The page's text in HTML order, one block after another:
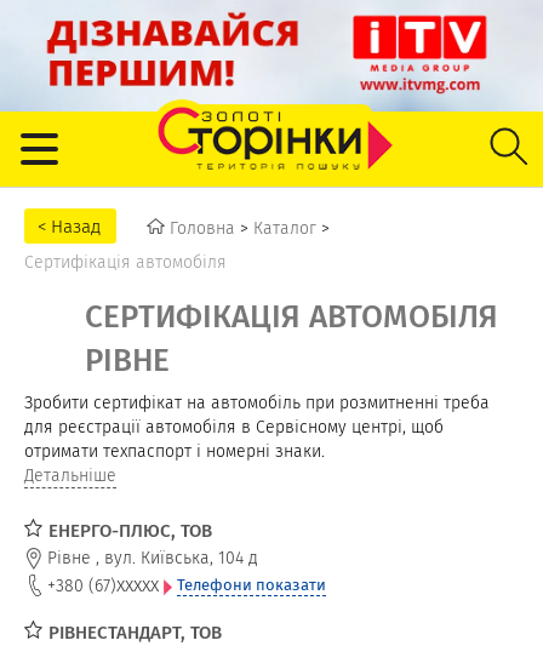
Головна > Каталог >
Сертифікація автомобіля
СЕРТИФІКАЦІЯ АВТОМОБІЛЯ
РІВНЕ
Зробити сертифікат на автомобіль при розмитненні треба
для реєстрації автомобіля в Сервісному центрі, щоб
отримати техпаспорт і номерні знаки.
Що таке сертифікація авто? Сертифікація автомобіля
оплату послуги.
Сертифікація автомобілів зі США дещо відрізняється від
сертифікації авто з Європи, Канади, Кореї. Сертифікат
відповідності на автомобіль можна зробити в державних і
приватних компаніях.
Детальніше
ЕНЕРГО-ПЛЮС, ТОВ
Рівне , вул. Київська, 104 д
+380 (67)xxxxx Телефони показати
РІВНЕСТАНДАРТ, ТОВ